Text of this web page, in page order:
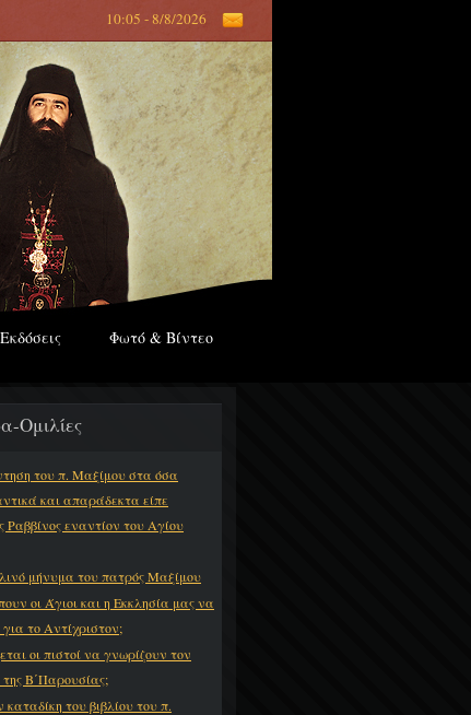
10:05 - 8/8/2026
Εκδόσεις Φωτό & Βίντεο
Ομιλίες
του π. Μαξίμου στα όσα
και απαράδεκτα είπε
Ραββίνος εναντίον του Αγίου
μήνυμα του πατρός Μαξίμου
οι Άγιοι και η Εκκλησία μας να
το Αντίχριστον;
οι πιστοί να γνωρίζουν τον
Β΄Παρουσίας;
καταδίκη του βιβλίου του π.